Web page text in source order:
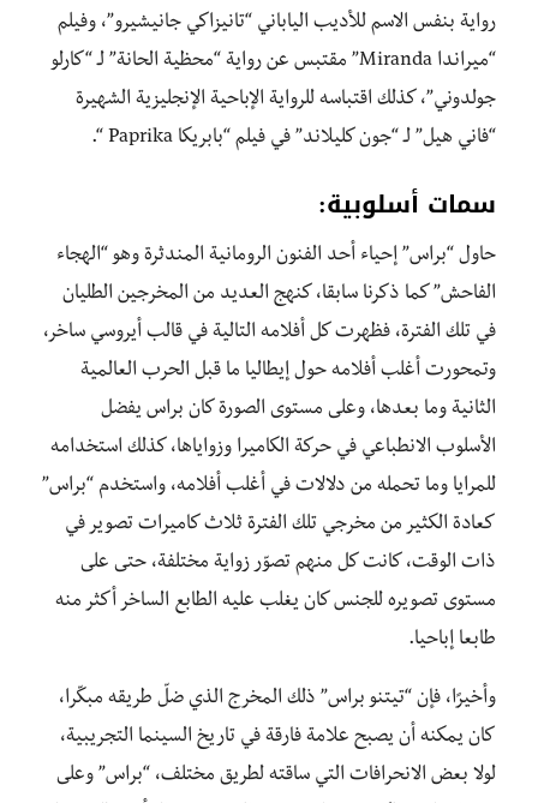
رواية بنفس الاسم للأديب الياباني “تانيزاكي جانيشيرو”، وفيلم
“ميراندا Miranda” مقتبس عن رواية “محظية الحانة” لـ “كارلو
جولدوني”، كذلك اقتباسه للرواية الإباحية الإنجليزية الشهيرة
“فاني هيل” لـ “جون كليلاند” في فيلم “بابريكا Paprika “.
سمات أسلوبية:
حاول “براس” إحياء أحد الفنون الرومانية المندثرة وهو “الهجاء
الفاحش” كما ذكرنا سابقا، كنهج العديد من المخرجين الطليان
في تلك الفترة، فظهرت كل أفلامه التالية في قالب أيروسي ساخر،
وتمحورت أغلب أفلامه حول إيطاليا ما قبل الحرب العالمية
الثانية وما بعدها، وعلى مستوى الصورة كان براس يفضل
الأسلوب الانطباعي في حركة الكاميرا وزواياها، كذلك استخدامه
للمرايا وما تحمله من دلالات في أغلب أفلامه، واستخدم “براس”
كعادة الكثير من مخرجي تلك الفترة ثلاث كاميرات تصوير في
ذات الوقت، كانت كل منهم تصوّر زواية مختلفة، حتى على
مستوى تصويره للجنس كان يغلب عليه الطابع الساخر أكثر منه
طابعا إباحيا.
وأخيرًا، فإن “تيتنو براس” ذلك المخرج الذي ضلّ طريقه مبكّرا،
كان يمكنه أن يصبح علامة فارقة في تاريخ السينما التجريبية،
لولا بعض الانحرافات التي ساقته لطريق مختلف، “براس” وعلى